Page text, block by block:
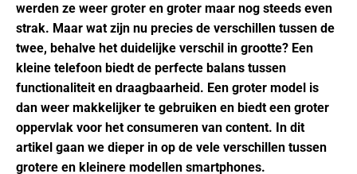
werden ze weer groter en groter maar nog steeds even
strak. Maar wat zijn nu precies de verschillen tussen de
twee, behalve het duidelijke verschil in grootte? Een
kleine telefoon biedt de perfecte balans tussen
functionaliteit en draagbaarheid. Een groter model is
dan weer makkelijker te gebruiken en biedt een groter
oppervlak voor het consumeren van content. In dit
artikel gaan we dieper in op de vele verschillen tussen
grotere en kleinere modellen smartphones.